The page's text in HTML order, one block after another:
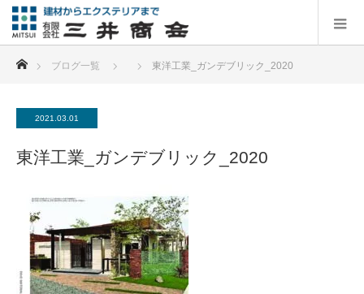
ブログ一覧 東洋工業_ガンデブリック_2020
2021.03.01
東洋工業_ガンデブリック_2020